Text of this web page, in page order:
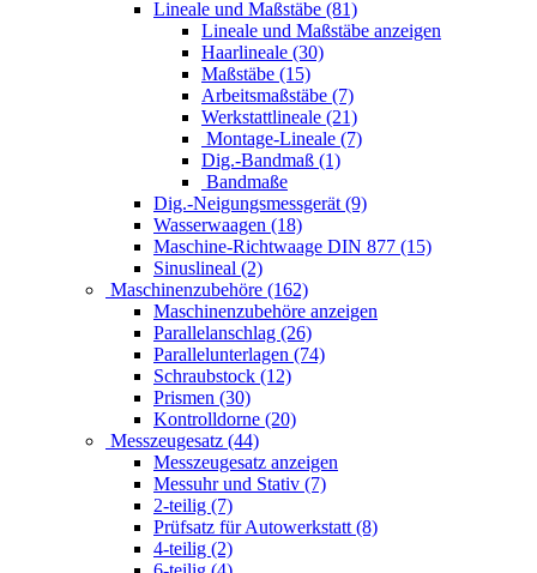
Lineale und Maßstäbe (81)
Lineale und Maßstäbe anzeigen
Haarlineale (30)
Maßstäbe (15)
Arbeitsmaßstäbe (7)
Werkstattlineale (21)
Montage-Lineale (7)
Dig.-Bandmaß (1)
Bandmaße
Dig.-Neigungsmessgerät (9)
Wasserwaagen (18)
Maschine-Richtwaage DIN 877 (15)
Sinuslineal (2)
Maschinenzubehöre (162)
Maschinenzubehöre anzeigen
Parallelanschlag (26)
Parallelunterlagen (74)
Schraubstock (12)
Prismen (30)
Kontrolldorne (20)
Messzeugesatz (44)
Messzeugesatz anzeigen
Messuhr und Stativ (7)
2-teilig (7)
Prüfsatz für Autowerkstatt (8)
4-teilig (2)